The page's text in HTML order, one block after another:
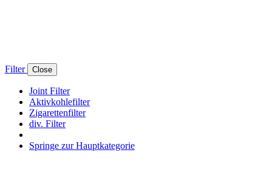
Filter Close
Joint Filter
Aktivkohlefilter
Zigarettenfilter
div. Filter
Springe zur Hauptkategorie